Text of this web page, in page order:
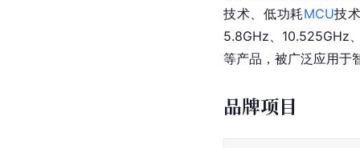
技术、低功耗MCU技
5.8GHz、10.525GHz
等产品，被广泛应用于
品牌项目